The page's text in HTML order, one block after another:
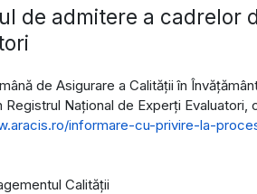
de admitere a cadrelor
de Asigurare a Calității în
Național de Experți
informare-cu-privire-la-
Calității